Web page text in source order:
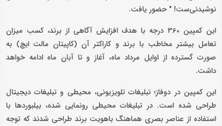
نوشیدنی‌ست! " حضور یافت.
این کمپین 360 درجه با هدف افزایش آگاهی از برند، کسب میزان
تعامل بیشتر مخاطب با برند و کاراکتر آن (کاپیتان مالت ایچ) به
صورت گسترده از اوایل مرداد ماه، آغاز و تا آبان ماه ادامه خواهد
داشت.
این کمپین در دوفاز؛ تبلیغات تلویزیونی، محیطی و تبلیغات دیجیتال
طراحی شده است. در تبلیغات محیطی رونمایی شده، بیلبوردها با
استفاده از عناصر بصری هماهنگ باهویت برند طراحی شدند که توجه